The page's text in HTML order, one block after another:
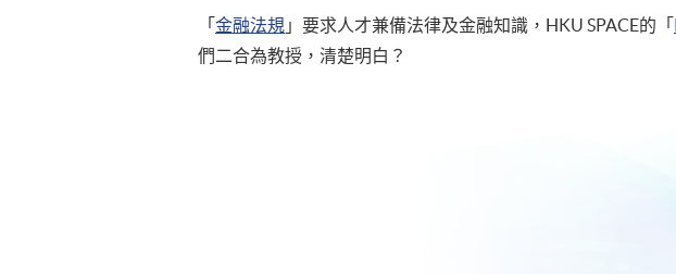
「 金融法規 」要求人才兼備法律及金融知識，HKU SPACE的「
們二合為教授，清楚明白？